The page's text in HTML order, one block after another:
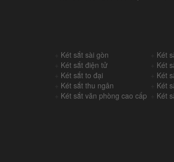
Két sắt sài gòn Két
Két sắt điện tử Két
Két sắt to đại Két
Két sắt thu ngân Két
Két sắt văn phòng cao cấp Két